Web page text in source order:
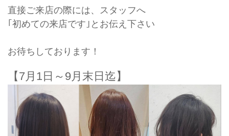
直接ご来店の際には、スタッフへ
｢初めての来店です｣とお伝え下さい
お待ちしております！
【7月1日～9月末日迄】